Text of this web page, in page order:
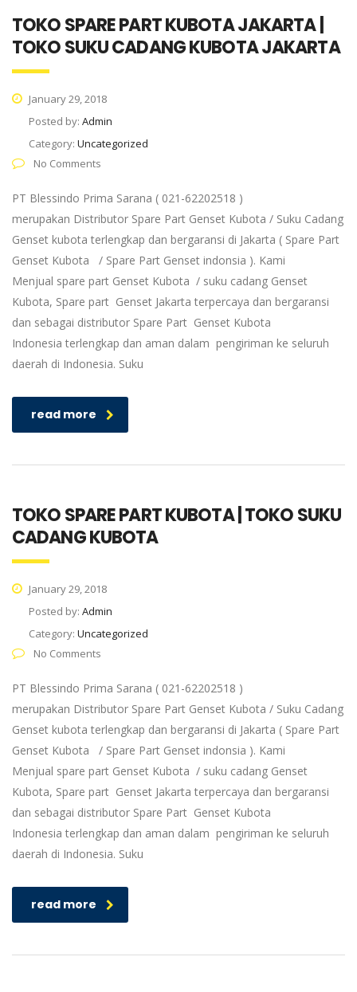
TOKO SPARE PART KUBOTA JAKARTA |
TOKO SUKU CADANG KUBOTA JAKARTA
January 29, 2018
Posted by: Admin
Category: Uncategorized
No Comments
PT Blessindo Prima Sarana ( 021-62202518 )
merupakan Distributor Spare Part Genset Kubota / Suku Cadang
Genset kubota terlengkap dan bergaransi di Jakarta ( Spare Part
Genset Kubota / Spare Part Genset indonsia ). Kami
Menjual spare part Genset Kubota / suku cadang Genset
Kubota, Spare part Genset Jakarta terpercaya dan bergaransi
dan sebagai distributor Spare Part Genset Kubota
Indonesia terlengkap dan aman dalam pengiriman ke seluruh
daerah di Indonesia. Suku
read more
TOKO SPARE PART KUBOTA | TOKO SUKU
CADANG KUBOTA
January 29, 2018
Posted by: Admin
Category: Uncategorized
No Comments
PT Blessindo Prima Sarana ( 021-62202518 )
merupakan Distributor Spare Part Genset Kubota / Suku Cadang
Genset kubota terlengkap dan bergaransi di Jakarta ( Spare Part
Genset Kubota / Spare Part Genset indonsia ). Kami
Menjual spare part Genset Kubota / suku cadang Genset
Kubota, Spare part Genset Jakarta terpercaya dan bergaransi
dan sebagai distributor Spare Part Genset Kubota
Indonesia terlengkap dan aman dalam pengiriman ke seluruh
daerah di Indonesia. Suku
read more